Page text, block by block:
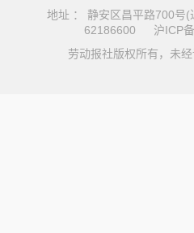
地址 ： 静安区昌平路700
62186600
沪ICP
劳动报社版权所有，未